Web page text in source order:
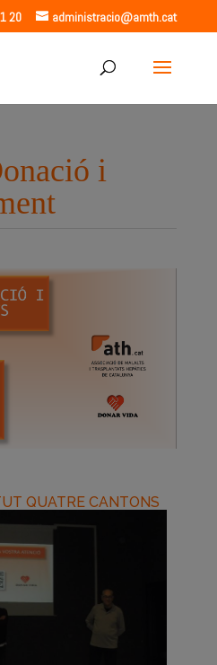
20 administracio@amth.cat
i
QUATRE CANTONS